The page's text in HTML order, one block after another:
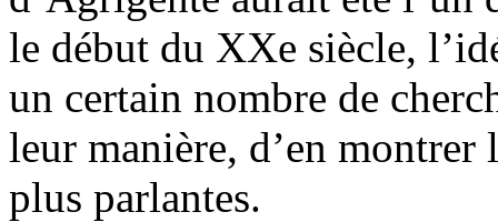
le début du XXe siècle,
un certain nombre de
leur manière, d’en
plus parlantes.